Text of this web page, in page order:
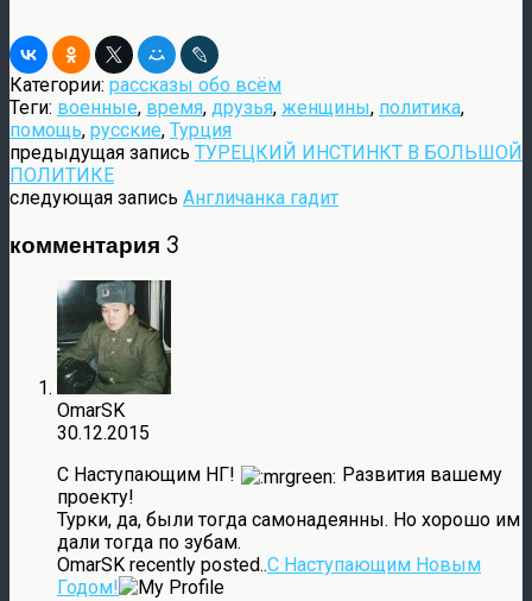
Категории: рассказы обо всём
Теги: военные, время, друзья, женщины, политика,
помощь, русские, Турция
предыдущая запись ТУРЕЦКИЙ ИНСТИНКТ В БОЛЬШОЙ
ПОЛИТИКЕ
следующая запись Англичанка гадит
комментария 3
OmarSK
30.12.2015
С Наступающим НГ!
Развития вашему
проекту!
Турки, да, были тогда самонадеянны. Но хорошо им
дали тогда по зубам.
OmarSK recently posted..С Наступающим Новым
Годом!